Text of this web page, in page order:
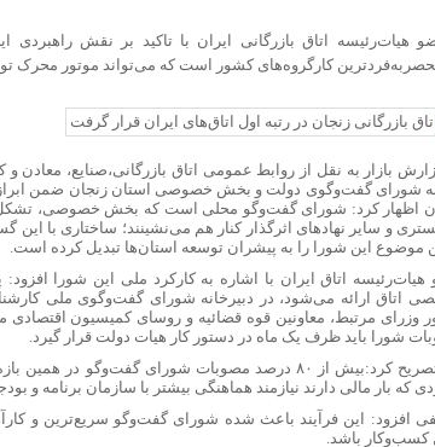
هیات‌رئیسه اتاق بازرگانی ایران با تاکید بر نقش
کارگروه‌های کشور است که می‌تواند موتور محرک
بازار به نقل از روابط عمومی اتاق بازرگانی،صنایع،
شورای گفت‌وگوی دولت و بخش خصوصی استان زنجان ضمن ابراز
اظهار کرد: شورای گفت‌وگو محلی است که بخش خصوصی،
و سایر نهادهای اثرگذار کنار هم می‌نشینند؛ ساختاری با این
موضوع این شورا را به پیشران توسعه استان‌ها تبدیل کرده است.
اتاق ایران با اشاره به کارکرد ملی این شورا افزود:
اتاق ارائه می‌شود، در دبیرخانه شورای گفت‌وگوی ملی
وزرای مرتبط، معاونین قوه قضائیه و روسای کمیسیون
شورا باید ظرف یک ماه در دستور کار هیات دولت قرار گیرد.
وی تصریح کرد:بیش از ۸۰ درصد مصوبات شورای
که بار مالی دارند نیازمند هماهنگی بیشتر با سازمان برنامه و
افزود: این فرآیند باعث شده شورای گفت‌وگو سریع‌ترین و
کسب‌وکار باشد.